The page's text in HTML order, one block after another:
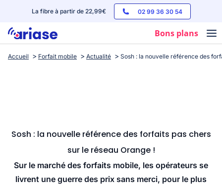
La fibre à partir de 22,99€ 02 99 36 30 54
Bons plans
Box internet
Streaming
Accueil Forfait mobile Actualité Sosh : la nouvelle référence des
Sosh : la nouvelle référence des forfaits pas chers
sur le réseau Orange !
Sur le marché des forfaits mobile, les opérateurs se
livrent une guerre des prix sans merci, pour le plus